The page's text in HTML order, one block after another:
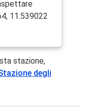
11.539022
stazione,
degli